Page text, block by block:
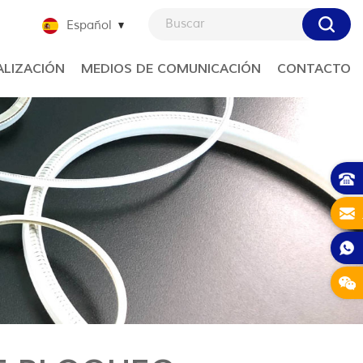
Español
MEDIOS DE COMUNICACIÓN CONTACTO